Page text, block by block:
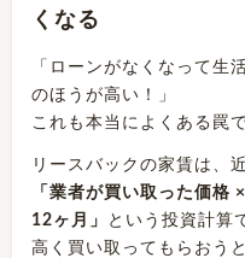
くなる
「ローンがなくなって生
のほうが高い！」
これも本当によくある罠で
リースバックの家賃は、
「業者が買い取った価格
12ヶ月」
という投資計算
高く買い取ってもらおう